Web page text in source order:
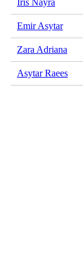
Iris Nayra
Emir Asytar
Zara Adriana
Asytar Raees